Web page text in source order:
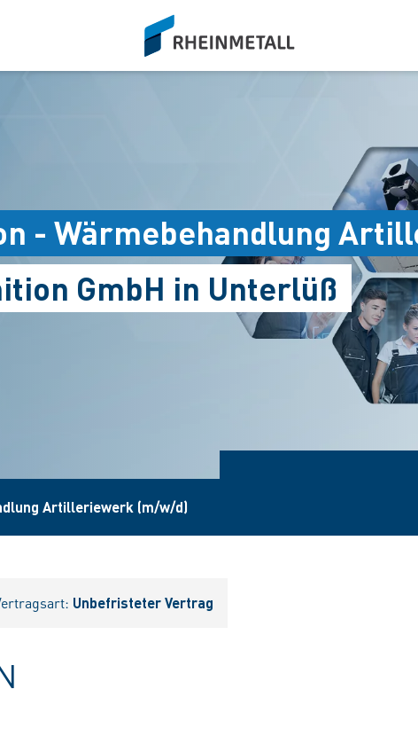
siteLogo
- Wärmebehandlung
GmbH in Unterlüß
Artilleriewerk (m/w/d)
Unbefristeter Vertrag